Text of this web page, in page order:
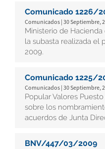
Comunicado 1226/
Comunicados | 30 Septiembre,
Ministerio de
la subasta realizada el
2009.
Comunicado 1225/
Comunicados | 30 Septiembre,
Popular Valores
sobre los
acuerdos de Junta
BNV/447/03/2009